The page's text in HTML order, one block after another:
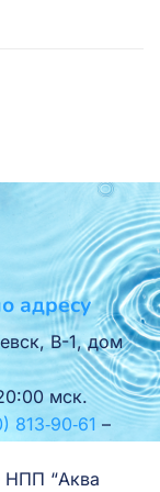
адресу
В-1, дом
мск.
813‑90‑61 –
НПП “Аква